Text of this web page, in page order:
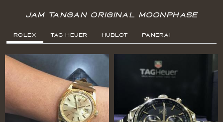
Jam Tangan Original Moonphase
Rolex Tag Heuer Hublot Panerai